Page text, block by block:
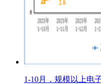
1-10月，规模以上电